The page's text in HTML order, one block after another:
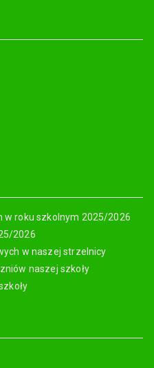
w roku szkolnym 2025/2026
2026
w naszej strzelnicy
naszej szkoły